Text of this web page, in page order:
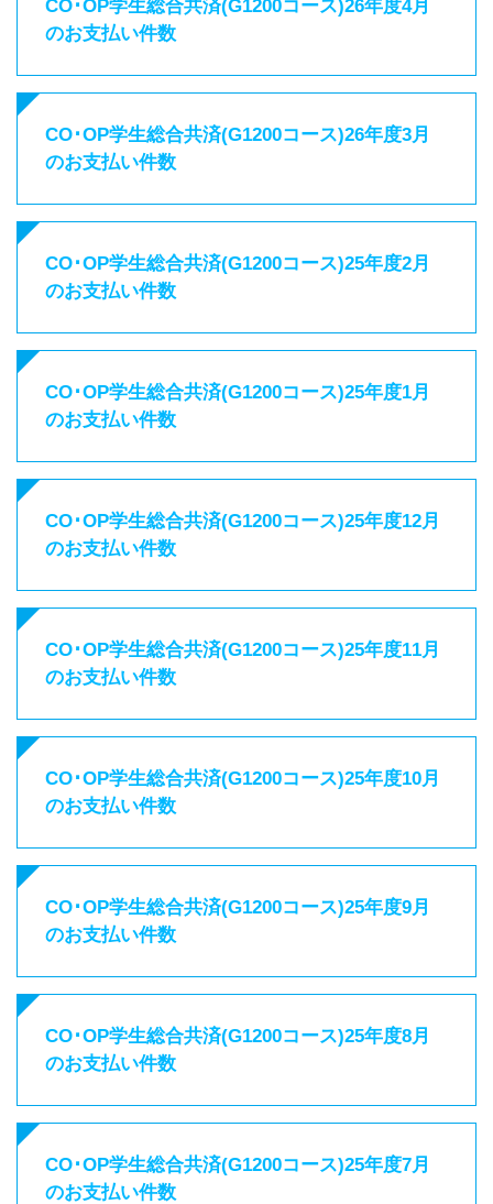
CO･OP学生総合共済(G1200コース)26年度4月
のお支払い件数
CO･OP学生総合共済(G1200コース)26年度3月
のお支払い件数
CO･OP学生総合共済(G1200コース)25年度2月
のお支払い件数
CO･OP学生総合共済(G1200コース)25年度1月
のお支払い件数
CO･OP学生総合共済(G1200コース)25年度12月
のお支払い件数
CO･OP学生総合共済(G1200コース)25年度11月
のお支払い件数
CO･OP学生総合共済(G1200コース)25年度10月
のお支払い件数
CO･OP学生総合共済(G1200コース)25年度9月
のお支払い件数
CO･OP学生総合共済(G1200コース)25年度8月
のお支払い件数
CO･OP学生総合共済(G1200コース)25年度7月
のお支払い件数